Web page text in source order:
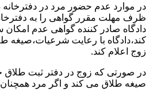
در موارد عدم حضور مرد در
ظرف مهلت مقرر گواهی را به
دادگاه صادر کننده گواهی عدم
کند،دادگاه با رعایت شرعیات،صیغه
زوج اعلام کند.
در صورتی که زوج در دفتر ثبت طلاق
صیغه طلاق می کند و اگر مرد